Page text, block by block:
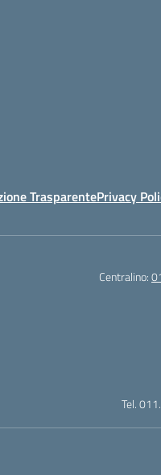
TrasparentePrivacy
Centralino:
Tel.